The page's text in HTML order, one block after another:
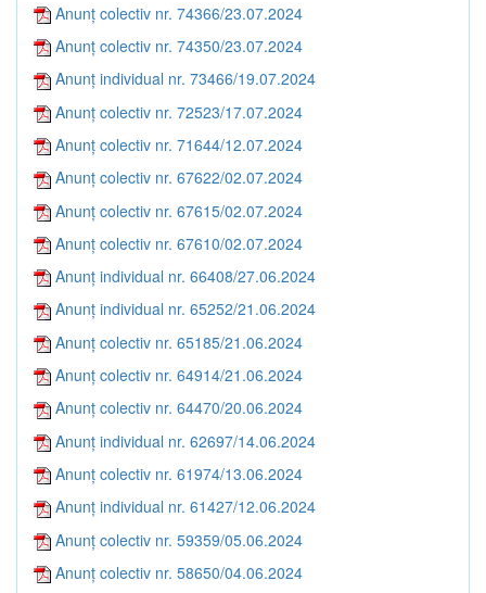
Anunț colectiv nr. 74366/23.07.2024
Anunț colectiv nr. 74350/23.07.2024
Anunț individual nr. 73466/19.07.2024
Anunț colectiv nr. 72523/17.07.2024
Anunț colectiv nr. 71644/12.07.2024
Anunț colectiv nr. 67622/02.07.2024
Anunț colectiv nr. 67615/02.07.2024
Anunț colectiv nr. 67610/02.07.2024
Anunț individual nr. 66408/27.06.2024
Anunț individual nr. 65252/21.06.2024
Anunț colectiv nr. 65185/21.06.2024
Anunț colectiv nr. 64914/21.06.2024
Anunț colectiv nr. 64470/20.06.2024
Anunț individual nr. 62697/14.06.2024
Anunț colectiv nr. 61974/13.06.2024
Anunț individual nr. 61427/12.06.2024
Anunț colectiv nr. 59359/05.06.2024
Anunț colectiv nr. 58650/04.06.2024